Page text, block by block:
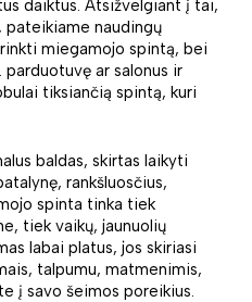
daiktus. Atsižvelgiant į tai,
pateikiame naudingų
miegamojo spintą, bei
ar salonus ir
tiksiančią spintą, kuri
baldas, skirtas laikyti
rankšluosčius,
spinta tinka tiek
tiek vaikų, jaunuolių
labai platus, jos skiriasi
talpumu, matmenimis,
į savo šeimos poreikius.